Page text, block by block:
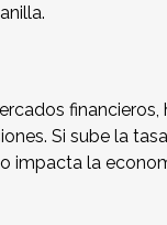
financieros,
Si sube la tasa
impacta la